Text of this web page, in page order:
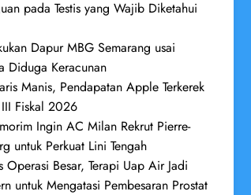
pada Testis yang Wajib Diketahui
Dapur MBG Semarang usai
Diduga Keracunan
Manis, Pendapatan Apple Terkerek
Fiskal 2026
Ingin AC Milan Rekrut Pierre-
untuk Perkuat Lini Tengah
Operasi Besar, Terapi Uap Air Jadi
untuk Mengatasi Pembesaran Prostat